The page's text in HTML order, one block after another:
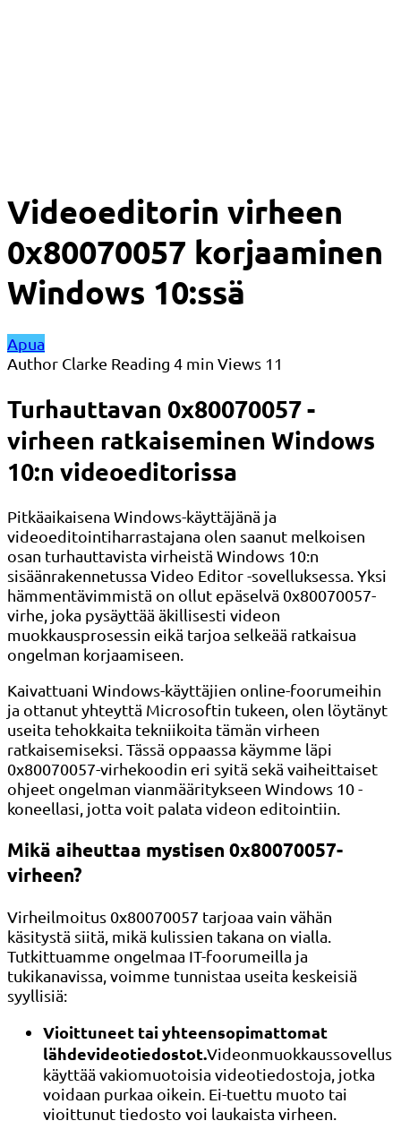
Videoeditorin virheen
0x80070057 korjaaminen
Windows 10:ssä
Apua
Author Clarke Reading 4 min Views 11
Turhauttavan 0x80070057 -
virheen ratkaiseminen Windows
10:n videoeditorissa
Pitkäaikaisena Windows-käyttäjänä ja
videoeditointiharrastajana olen saanut melkoisen
osan turhauttavista virheistä Windows 10:n
sisäänrakennetussa Video Editor -sovelluksessa. Yksi
hämmentävimmistä on ollut epäselvä 0x80070057-
virhe, joka pysäyttää äkillisesti videon
muokkausprosessin eikä tarjoa selkeää ratkaisua
ongelman korjaamiseen.
Kaivattuani Windows-käyttäjien online-foorumeihin
ja ottanut yhteyttä Microsoftin tukeen, olen löytänyt
useita tehokkaita tekniikoita tämän virheen
ratkaisemiseksi. Tässä oppaassa käymme läpi
0x80070057-virhekoodin eri syitä sekä vaiheittaiset
ohjeet ongelman vianmääritykseen Windows 10 -
koneellasi, jotta voit palata videon editointiin.
Mikä aiheuttaa mystisen 0x80070057-
virheen?
Virheilmoitus 0x80070057 tarjoaa vain vähän
käsitystä siitä, mikä kulissien takana on vialla.
Tutkittuamme ongelmaa IT-foorumeilla ja
tukikanavissa, voimme tunnistaa useita keskeisiä
syyllisiä:
Vioittuneet tai yhteensopimattomat
lähdevideotiedostot.Videonmuokkaussovellus
käyttää vakiomuotoisia videotiedostoja, jotka
voidaan purkaa oikein. Ei-tuettu muoto tai
vioittunut tiedosto voi laukaista virheen.